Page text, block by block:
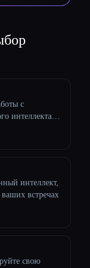
с
интеллекта
интеллект,
встречах
свою